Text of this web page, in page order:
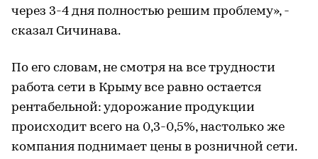
через 3-4 дня полностью решим проблему», -
сказал Сичинава.
По его словам, не смотря на все трудности
работа сети в Крыму все равно остается
рентабельной: удорожание продукции
происходит всего на 0,3-0,5%, настолько же
компания поднимает цены в розничной сети.